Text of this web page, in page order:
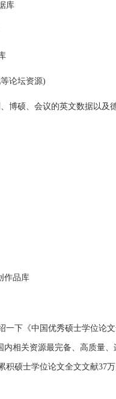
库
论坛资源)
博硕、会议的英文数据以及
作品库
一下《中国优秀硕士学位论
内相关资源最完备、高质量
积硕士学位论文全文文献37万